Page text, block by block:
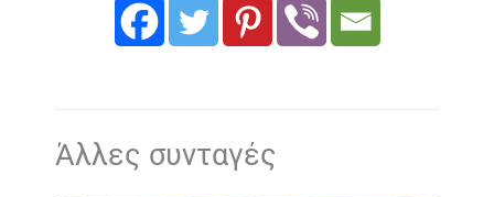
Άλλες συνταγές